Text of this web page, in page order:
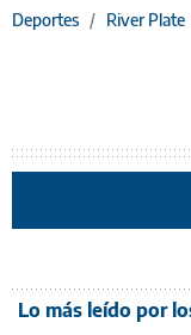
Deportes / River Plate
Lo más leído por